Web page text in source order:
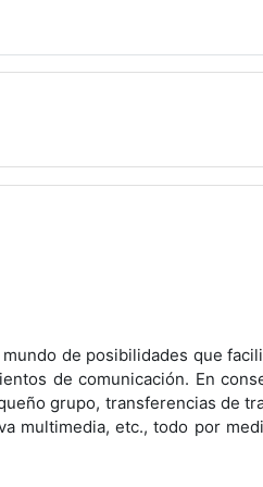
de posibilidades que
de comunicación. En
grupo, transferencias de
multimedia, etc., todo por